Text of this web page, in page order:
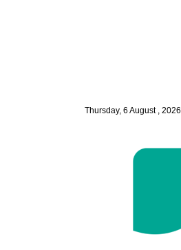
Thursday, 6 August , 2026